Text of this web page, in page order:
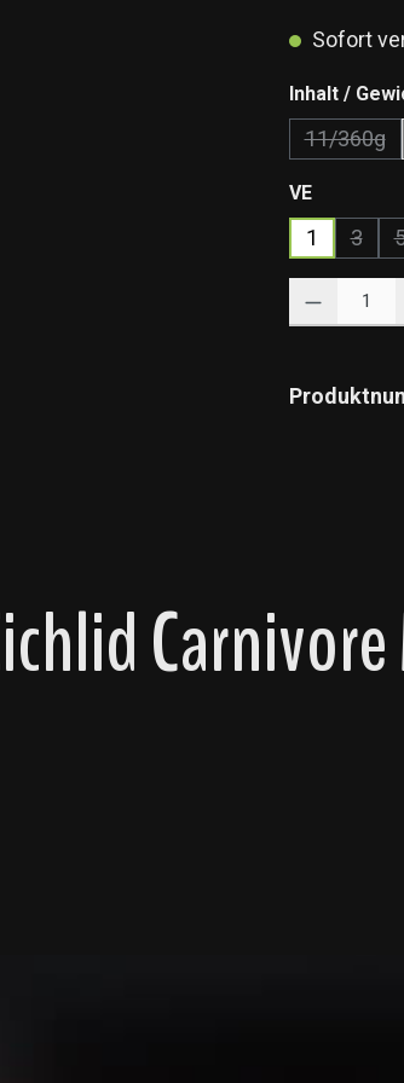
Sofort
Inhalt /
11/360g
(Diese
VEauswählen
1 3